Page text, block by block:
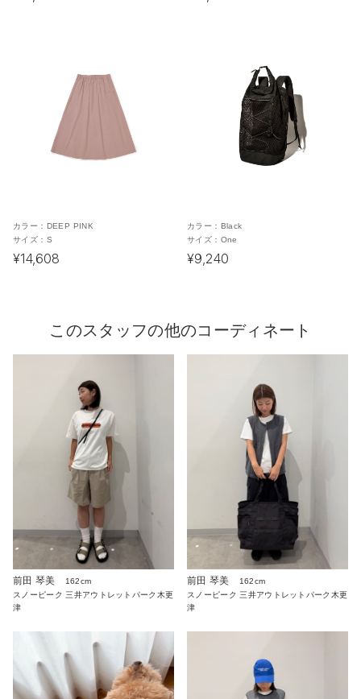
カラー： DEEP PINK
サイズ： S
¥14,608
カラー： Black
サイズ： One
¥9,240
このスタッフの他のコーディネート
前田 琴美
162cm
スノーピーク 三井アウトレットパーク木更
津
前田 琴美
162cm
スノーピーク 三井アウトレットパーク木更
津